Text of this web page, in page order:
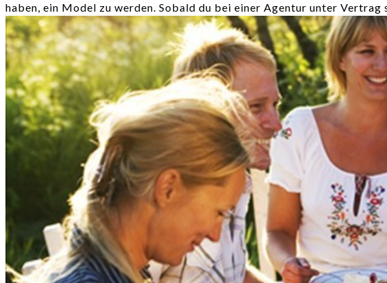
haben, ein Model zu werden. Sobald du bei einer Agentur unter